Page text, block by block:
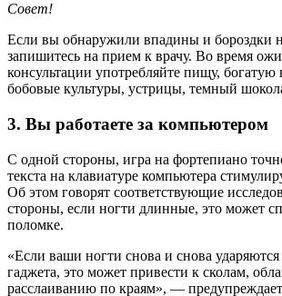
Совет!
Если вы обнаружили впадины и бороздки
запишитесь на прием к врачу. Во время
консультации употребляйте пищу,
бобовые культуры, устрицы, темный
3. Вы работаете за компьютером
С одной стороны, игра на фортепиано
текста на клавиатуре компьютера
Об этом говорят соответствующие
стороны, если ногти длинные, это может
поломке.
«Если ваши ногти снова и снова ударяются
гаджета, это может привести к сколам,
расслаиванию по краям», — предупреждает